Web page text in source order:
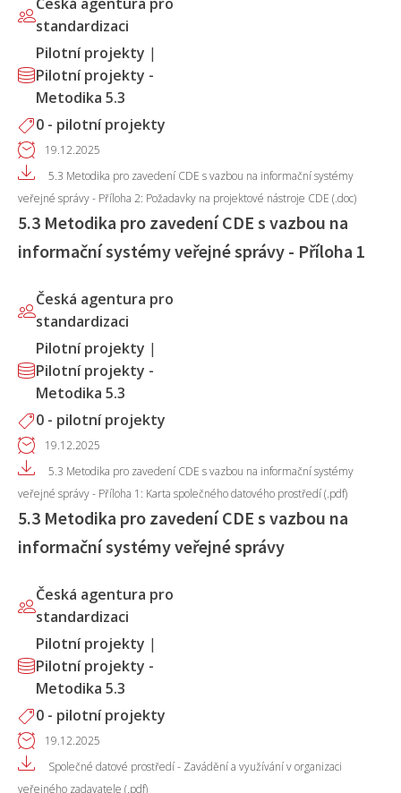
standardizaci
Pilotní projekty |
Pilotní projekty -
Metodika 5.3
0 - pilotní projekty
19.12.2025
5.3 Metodika pro zavedení CDE s vazbou na informační systémy
veřejné správy - Příloha 2: Požadavky na projektové nástroje CDE (.doc)
5.3 Metodika pro zavedení CDE s vazbou na
informační systémy veřejné správy - Příloha 1
Česká agentura pro
standardizaci
Pilotní projekty |
Pilotní projekty -
Metodika 5.3
0 - pilotní projekty
19.12.2025
5.3 Metodika pro zavedení CDE s vazbou na informační systémy
veřejné správy - Příloha 1: Karta společného datového prostředí (.pdf)
5.3 Metodika pro zavedení CDE s vazbou na
informační systémy veřejné správy
Česká agentura pro
standardizaci
Pilotní projekty |
Pilotní projekty -
Metodika 5.3
0 - pilotní projekty
19.12.2025
Společné datové prostředí - Zavádění a využívání v organizaci
veřejného zadavatele (.pdf)